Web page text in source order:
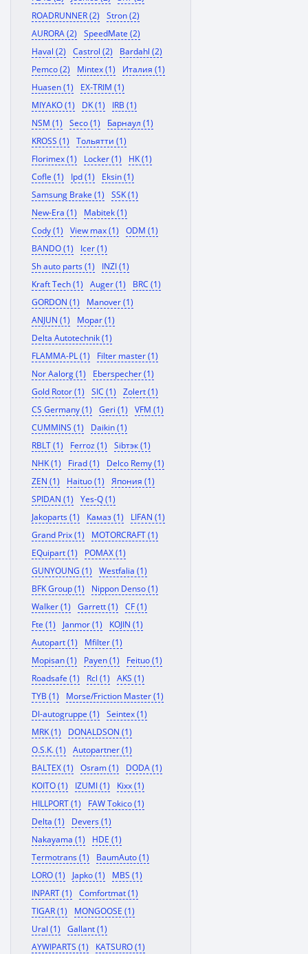
ROADRUNNER (2)
Stron (2)
AURORA (2)
SpeedMate (2)
Haval (2)
Castrol (2)
Bardahl (2)
Pemco (2)
Mintex (1)
Италия (1)
Huasen (1)
EX-TRIM (1)
MIYAKO (1)
DK (1)
IRB (1)
NSM (1)
Seco (1)
Барнаул (1)
KROSS (1)
Тольятти (1)
Florimex (1)
Locker (1)
HK (1)
Cofle (1)
Ipd (1)
Eksin (1)
Samsung Brake (1)
SSK (1)
New-Era (1)
Mabitek (1)
Cody (1)
View max (1)
ODM (1)
BANDO (1)
Icer (1)
Sh auto parts (1)
INZI (1)
Kraft Tech (1)
Auger (1)
BRC (1)
GORDON (1)
Manover (1)
ANJUN (1)
Mopar (1)
Delta Autotechnik (1)
FLAMMA-PL (1)
Filter master (1)
Nor Aalorg (1)
Eberspecher (1)
Gold Rotor (1)
SIC (1)
Zolert (1)
CS Germany (1)
Geri (1)
VFM (1)
CUMMINS (1)
Daikin (1)
RBLT (1)
Ferroz (1)
Sibтэк (1)
NHK (1)
Firad (1)
Delco Remy (1)
ZEN (1)
Haituo (1)
Япония (1)
SPIDAN (1)
Yes-Q (1)
Jakoparts (1)
Камаз (1)
LIFAN (1)
Grand Prix (1)
MOTORCRAFT (1)
EQuipart (1)
POMAX (1)
GUNYOUNG (1)
Westfalia (1)
BFK Group (1)
Nippon Denso (1)
Walker (1)
Garrett (1)
CF (1)
Fte (1)
Janmor (1)
KOJIN (1)
Autopart (1)
Mfilter (1)
Mopisan (1)
Payen (1)
Feituo (1)
Roadsafe (1)
Rcl (1)
AKS (1)
TYB (1)
Morse/Friction Master (1)
Dl-autogruppe (1)
Seintex (1)
MRK (1)
DONALDSON (1)
O.S.K. (1)
Autopartner (1)
BALTEX (1)
Osram (1)
DODA (1)
KOITO (1)
IZUMI (1)
Kixx (1)
HILLPORT (1)
FAW Tokico (1)
Delta (1)
Devers (1)
Nakayama (1)
HDE (1)
Termotrans (1)
BaumAuto (1)
LORO (1)
Japko (1)
MBS (1)
INPART (1)
Comfortmat (1)
TIGAR (1)
MONGOOSE (1)
Ural (1)
Gallant (1)
AYWIPARTS (1)
KATSURO (1)